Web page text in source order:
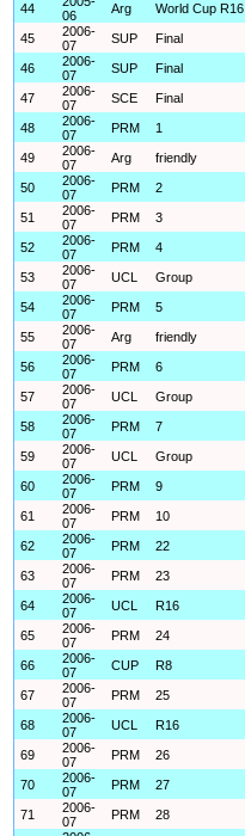
44
06
Arg World Cup R16
45
2006-
07
SUP Final
46
2006-
07
SUP Final
47
2006-
07
SCE Final
48
2006-
07
PRM 1
49
2006-
07
Arg friendly
50
2006-
07
PRM 2
51
2006-
07
PRM 3
52
2006-
07
PRM 4
53
2006-
07
UCL Group
54
2006-
07
PRM 5
55
2006-
07
Arg friendly
56
2006-
07
PRM 6
57
2006-
07
UCL Group
58
2006-
07
PRM 7
59
2006-
07
UCL Group
60
2006-
07
PRM 9
61
2006-
07
PRM 10
62
2006-
07
PRM 22
63
2006-
07
PRM 23
64
2006-
07
UCL R16
65
2006-
07
PRM 24
66
2006-
07
CUP R8
67
2006-
07
PRM 25
68
2006-
07
UCL R16
69
2006-
07
PRM 26
70
2006-
07
PRM 27
71
2006-
07
PRM 28